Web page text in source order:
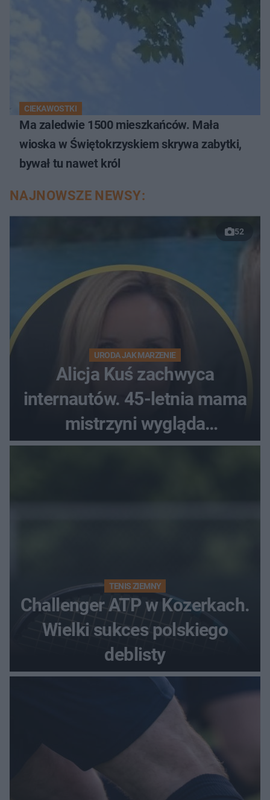
CIEKAWOSTKI
Ma zaledwie 1500 mieszkańców. Mała
wioska w Świętokrzyskiem skrywa zabytki,
bywał tu nawet król
NAJNOWSZE NEWSY:
52
URODA JAK MARZENIE
Alicja Kuś zachwyca
internautów. 45-letnia mama
mistrzyni wygląda
zjawiskowo
TENIS ZIEMNY
Challenger ATP w Kozerkach.
Wielki sukces polskiego
deblisty